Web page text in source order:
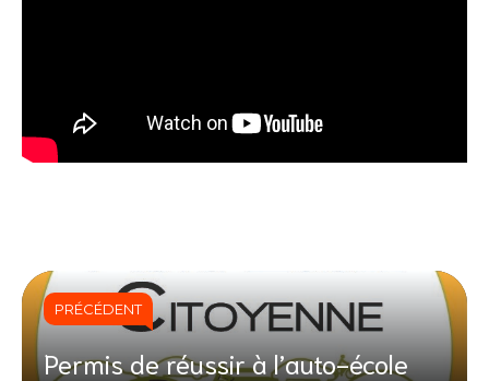
PRÉCÉDENT
Permis de réussir à l’auto-école